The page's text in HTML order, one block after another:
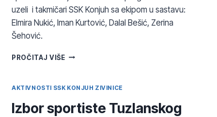
uzeli i takmičari SSK Konjuh sa ekipom u sastavu:
Elmira Nukić, Iman Kurtović, Dalal Bešić, Zerina
Šehović.
PROČITAJ VIŠE1.
LIGE
–
AKTIVNOSTI SSK KONJUH ZIVINICE
Izbor sportiste Tuzlanskog